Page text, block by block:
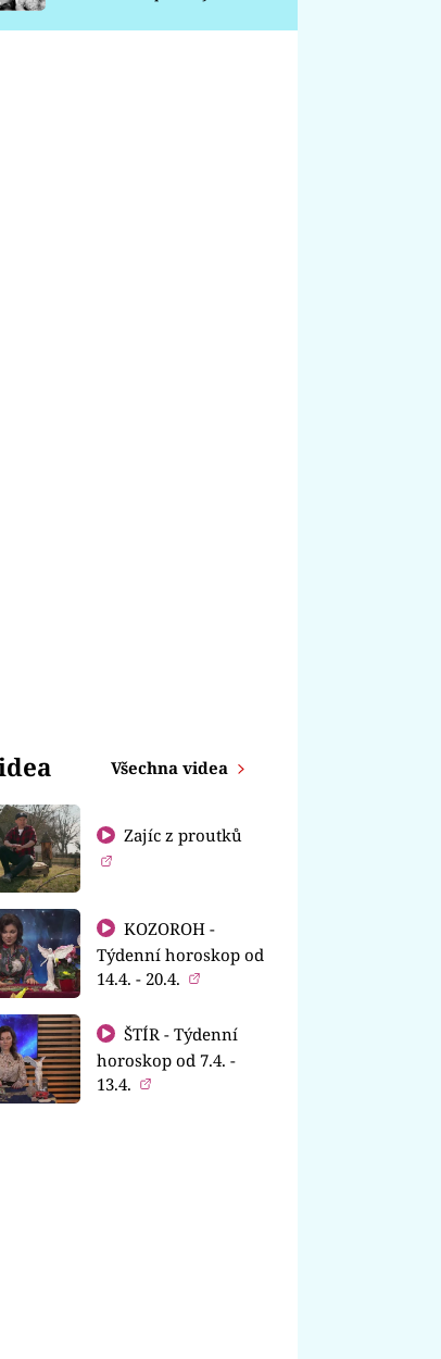
Všechna videa
Zajíc z proutků
KOZOROH -
Týdenní horoskop od
14.4. - 20.4.
ŠTÍR - Týdenní
horoskop od 7.4. -
13.4.